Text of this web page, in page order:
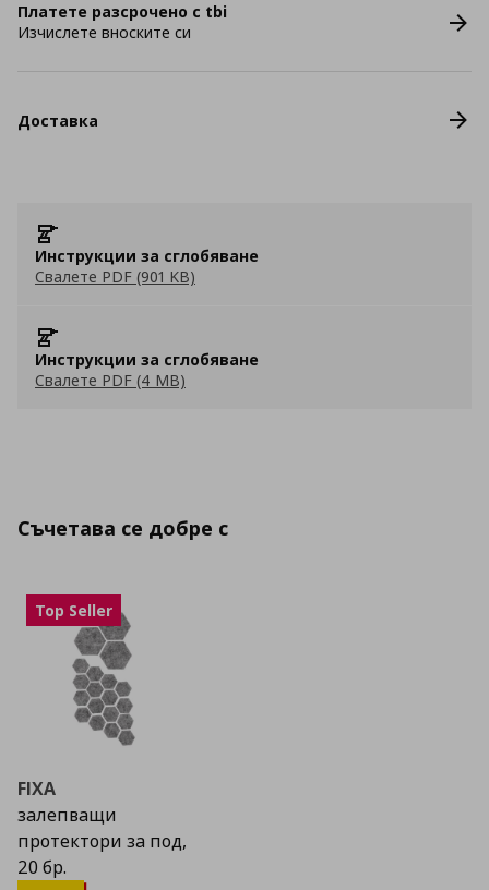
Платете разсрочено с tbi
Изчислете вноските си
Доставка
Инструкции за сглобяване
Свалете PDF (901 KB)
Инструкции за сглобяване
Свалете PDF (4 MB)
Съчетава се добре с
Top Seller
FIXA
залепващи
протектори за под,
20 бр.